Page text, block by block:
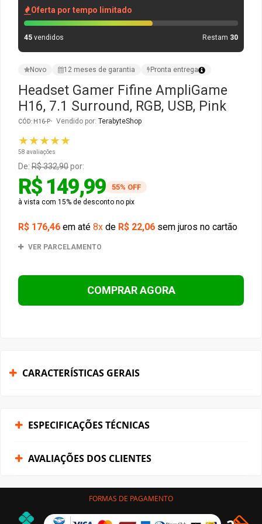
Oferta por tempo limitado
45 vendidos Restam 30
Novo 12 meses de garantia Pronta entrega
Headset Gamer Fifine AmpliGame
H16, 7.1 Surround, RGB, USB, Pink
CÓD: H16-P Vendido por: TerabyteShop
★★★★★
58 avaliações
De: R$ 332,90por:
R$ 149,99 55% OFF
à vista com 15% de desconto no pix
R$ 176,46 em até 8x de R$ 22,06 sem juros no cartão
VER PARCELAMENTO
COMPRAR AGORA
CARACTERÍSTICAS GERAIS
ESPECIFICAÇÕES TÉCNICAS
AVALIAÇÕES DOS CLIENTES
FORMAS DE PAGAMENTO
Gabinete Liketec
Fonte Thermaltake
Ver Todos